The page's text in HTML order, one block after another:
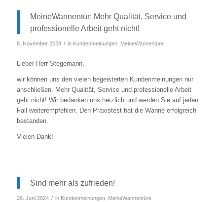
MeineWannentür: Mehr Qualität, Service und
professionelle Arbeit geht nicht!
8. November 2024 / in Kundenmeinungen, MeineWannentüre
Lieber Herr Stegemann,
wir können uns den vielen begeisterten Kundenmeinungen nur
anschließen. Mehr Qualität, Service und professionelle Arbeit
geht nicht! Wir bedanken uns herzlich und werden Sie auf jeden
Fall weiterempfehlen. Den Praxistest hat die Wanne erfolgreich
bestanden.
Vielen Dank!
Sind mehr als zufrieden!
26. Juni 2024 / in Kundenmeinungen, MeineWannentüre